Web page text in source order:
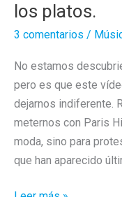
los platos.
3 comentarios /
No estamos
pero es que este
dejarnos indiferente.
meternos con Paris
moda, sino para
que han aparecido